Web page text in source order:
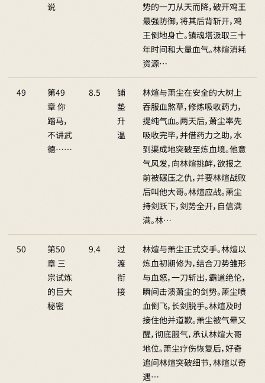
说
势的一刀从天而降，破开鸡王
最强防御，将其后背斩开，鸡
王倒地身亡。镇魂塔汲取三十
年时间和大量血气。林煊消耗
资源…
49
第49
章 你
踏马，
不讲武
德……
8.5
铺
垫
升
温
林煊与萧尘在安全的大树上
吞服血煞草，修炼吸收药力，
提纯气血。两天后，萧尘率先
吸收完毕，并借药力之助，水
到渠成地突破至炼血境。他意
气风发，向林煊挑衅，欲报之
前被碾压之仇，并要林煊战败
后叫他大哥。林煊应战。萧尘
持剑跃下，剑势全开，自信满
满。林…
50
第50
章 三
宗试炼
的巨大
秘密
9.4
过
渡
衔
接
林煊与萧尘正式交手。林煊以
炼血初期修为，结合刀势雏形
与血怒，一刀斩出，霸道绝伦，
瞬间击溃萧尘的剑势。萧尘喷
血倒飞，长剑脱手。林煊及时
接住他并道歉。萧尘被气晕又
醒，彻底服气，承认林煊大哥
地位。萧尘疗伤恢复后，好奇
追问林煊突破细节，林煊以奇
遇…